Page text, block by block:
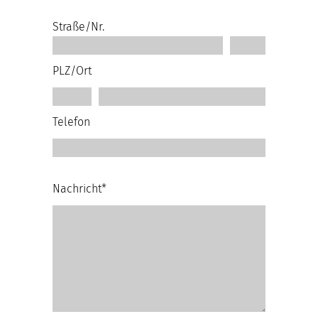
Straße/Nr.
PLZ/Ort
Telefon
Nachricht*